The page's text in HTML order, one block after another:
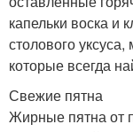
капельки воска и
столового
которые всегда
Свежие пятна
Жирные пятна от